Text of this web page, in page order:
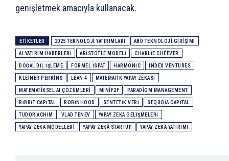
genişletmek amacıyla kullanacak.
ETIKETLER 2025 TEKNOLOJI YATIRIMLARI ABD TEKNOLOJI GIRIŞIMI
AI YATIRIM HABERLERI ARISTOTLE MODELI CHARLIE CHEEVER
DOĞAL DIL IŞLEME FORMEL ISPAT HARMONIC INDEX VENTURES
KLEINER PERKINS LEAN 4 MATEMATIK YAPAY ZEKASI
MATEMATIKSEL AI ÇÖZÜMLERI MINIF2F PARADIGM MANAGEMENT
RIBBIT CAPITAL ROBINHOOD SENTETIK VERI SEQUOIA CAPITAL
TUDOR ACHIM VLAD TENEV YAPAY ZEKA GELIŞMELERI
YAPAY ZEKA MODELLERI YAPAY ZEKÂ STARTUP YAPAY ZEKÂ YATIRIMI